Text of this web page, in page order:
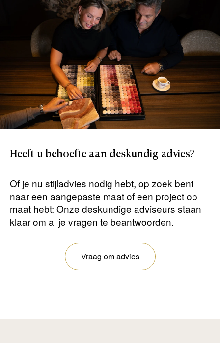
Heeft u behoefte aan deskundig advies?
Of je nu stijladvies nodig hebt, op zoek bent
naar een aangepaste maat of een project op
maat hebt: Onze deskundige adviseurs staan ​​
klaar om al je vragen te beantwoorden.
Vraag om advies